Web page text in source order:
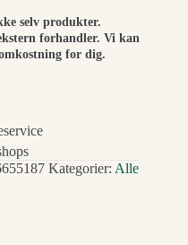
selv produkter.
forhandler. Vi kan
for dig.
Kategorier: Alle